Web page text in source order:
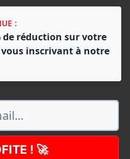
:
de réduction sur votre
inscrivant à notre
! 🚀